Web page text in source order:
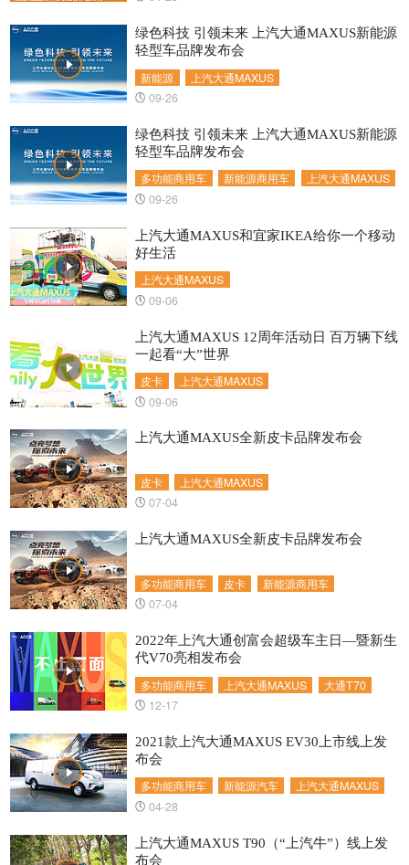
新能源 上汽大通MAXUS
绿色科技 引领未来 上汽大通MAXUS新能源
轻型车品牌发布会
09-26
多功能商用车 新能源商用车 上汽大通MAXUS
绿色科技 引领未来 上汽大通MAXUS新能源
轻型车品牌发布会
09-26
上汽大通MAXUS
上汽大通MAXUS和宜家IKEA给你一个移动
好生活
09-06
皮卡 上汽大通MAXUS
上汽大通MAXUS 12周年活动日 百万辆下线
一起看“大”世界
09-06
皮卡 上汽大通MAXUS
上汽大通MAXUS全新皮卡品牌发布会
07-04
多功能商用车 皮卡 新能源商用车
上汽大通MAXUS全新皮卡品牌发布会
07-04
多功能商用车 上汽大通MAXUS 大通T70
2022年上汽大通创富会超级车主日—暨新生
代V70亮相发布会
12-17
多功能商用车 新能源汽车 上汽大通MAXUS
2021款上汽大通MAXUS EV30上市线上发
布会
04-28
上汽大通MAXUS T90（“上汽牛”）线上发
布会